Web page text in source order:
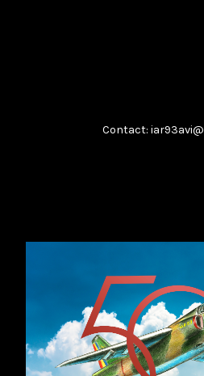
februarie 8, 2026
Contact: